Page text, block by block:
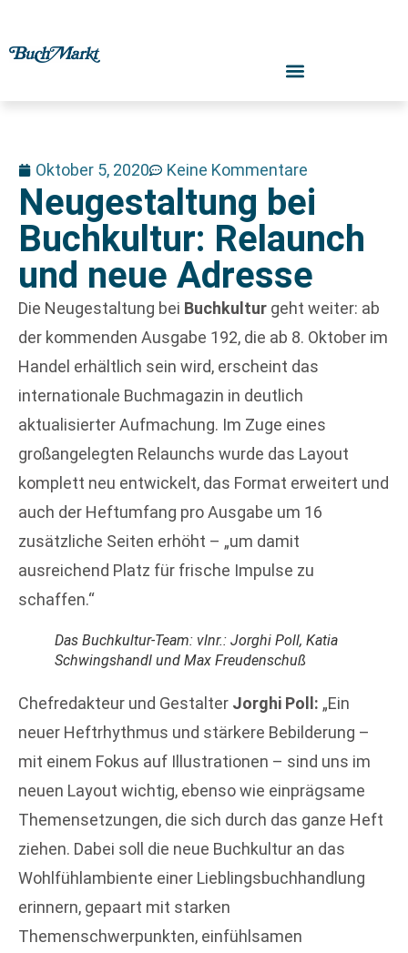
Oktober 5, 2020 Keine Kommentare
Neugestaltung bei
Buchkultur: Relaunch
und neue Adresse
Die Neugestaltung bei Buchkultur geht weiter: ab
der kommenden Ausgabe 192, die ab 8. Oktober im
Handel erhältlich sein wird, erscheint das
internationale Buchmagazin in deutlich
aktualisierter Aufmachung. Im Zuge eines
großangelegten Relaunchs wurde das Layout
komplett neu entwickelt, das Format erweitert und
auch der Heftumfang pro Ausgabe um 16
zusätzliche Seiten erhöht – „um damit
ausreichend Platz für frische Impulse zu
schaffen.“
Das Buchkultur-Team: vlnr.: Jorghi Poll, Katia
Schwingshandl und Max Freudenschuß
Chefredakteur und Gestalter Jorghi Poll: „Ein
neuer Heftrhythmus und stärkere Bebilderung –
mit einem Fokus auf Illustrationen – sind uns im
neuen Layout wichtig, ebenso wie einprägsame
Themensetzungen, die sich durch das ganze Heft
ziehen. Dabei soll die neue Buchkultur an das
Wohlfühlambiente einer Lieblingsbuchhandlung
erinnern, gepaart mit starken
Themenschwerpunkten, einfühlsamen